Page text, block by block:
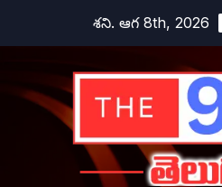
శని. ఆగ 8th, 2026